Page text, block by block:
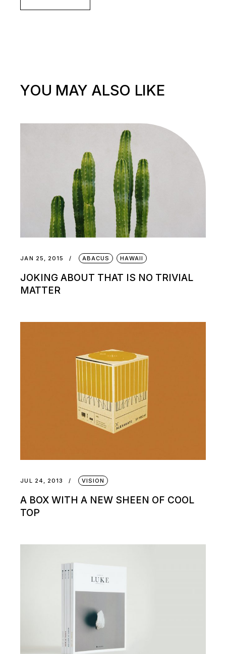
YOU MAY ALSO LIKE
JAN 25, 2015 ABACUS HAWAII
JOKING ABOUT THAT IS NO TRIVIAL
MATTER
JUL 24, 2013 VISION
A BOX WITH A NEW SHEEN OF COOL
TOP